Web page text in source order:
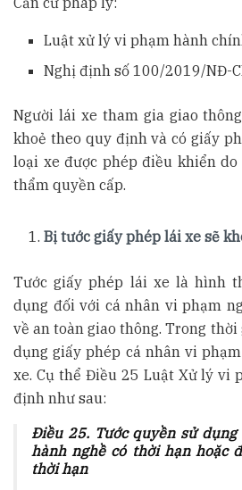
Luật xử lý vi phạm hành
Nghị định số 100/2019/NĐ-
Người lái xe tham gia giao
khoẻ theo quy định và có giấy
loại xe được phép điều khiển
thẩm quyền cấp.
Bị tước giấy phép lái xe sẽ
Tước giấy phép lái xe là hình
dụng đối với cá nhân vi phạm
về an toàn giao thông. Trong
dụng giấy phép cá nhân vi
xe. Cụ thể Điều 25 Luật Xử lý vi
định như sau:
Điều 25. Tước quyền sử
hành nghề có thời hạn hoặc
thời hạn